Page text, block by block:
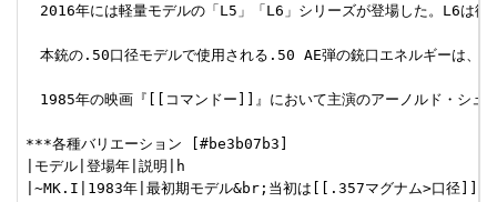
2016年には軽量モデルの「L5」「L6」シリーズが登場した。L6は従
本銃の.50口径モデルで使用される.50 AE弾の銃口エネルギーは
1985年の映画『[[コマンドー]]』において主演のアーノルド・シュワ
***各種バリエーション [#be3b07b3]
|モデル|登場年|説明|h
|~MK.I|1983年|最初期モデル&br;当初は[[.357マグナム>口径]]モ